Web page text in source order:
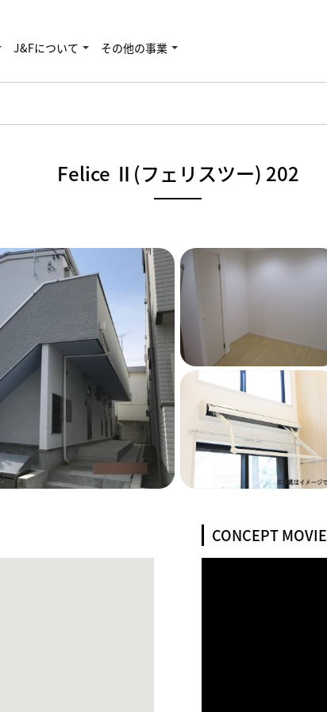
J&Fについて その他の事業
Felice Ⅱ(フェリスツー) 202
CONCEPT MOVIE